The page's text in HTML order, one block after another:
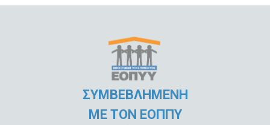
ΣΥΜΒΕΒΛΗΜΕΝΗ
ΜΕ ΤΟΝ ΕΟΠΠΥ